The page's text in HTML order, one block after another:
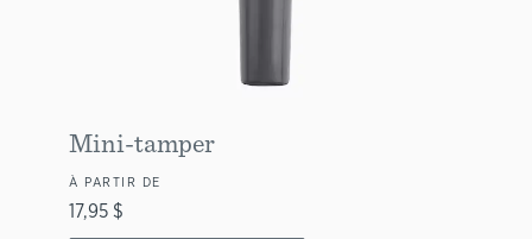
Mini-tamper
À PARTIR DE
17,95 $